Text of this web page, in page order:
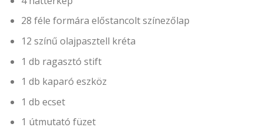
28 féle formára előstancolt színezőlap
12 színű olajpasztell kréta
1 db ragasztó stift
1 db kaparó eszköz
1 db ecset
1 útmutató füzet